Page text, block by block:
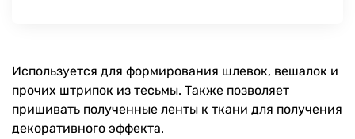
Используется для формирования шлевок, вешалок и
прочих штрипок из тесьмы. Также позволяет
пришивать полученные ленты к ткани для получения
декоративного эффекта.